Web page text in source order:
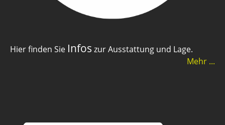
Hier finden Sie Infos zur Ausstattung und Lage.
Mehr ...